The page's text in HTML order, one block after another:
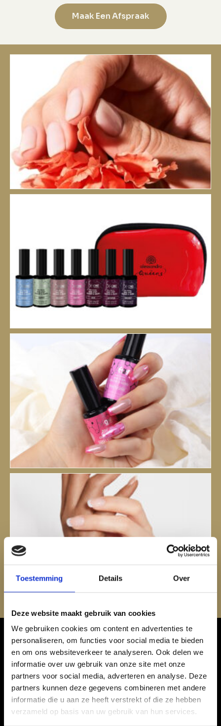
Toestemming Details Over
Deze website maakt gebruik van cookies
We gebruiken cookies om content en advertenties te
personaliseren, om functies voor social media te bieden
en om ons websiteverkeer te analyseren. Ook delen we
informatie over uw gebruik van onze site met onze
partners voor social media, adverteren en analyse. Deze
partners kunnen deze gegevens combineren met andere
informatie die u aan ze heeft verstrekt of die ze hebben
verzameld op basis van uw gebruik van hun services.
Maak Een Afspraak
ONZE PRIJZEN
MANICURE € 28,00
MANICURE INCL. HANDMASSAGE € 34,50